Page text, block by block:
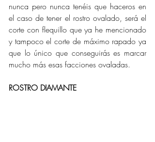
nunca pero nunca tenéis que haceros en
el caso de tener el rostro ovalado, será el
corte con flequillo que ya he mencionado
y tampoco el corte de máximo rapado ya
que lo único que conseguirás es marcar
mucho más esas facciones ovaladas.
ROSTRO DIAMANTE